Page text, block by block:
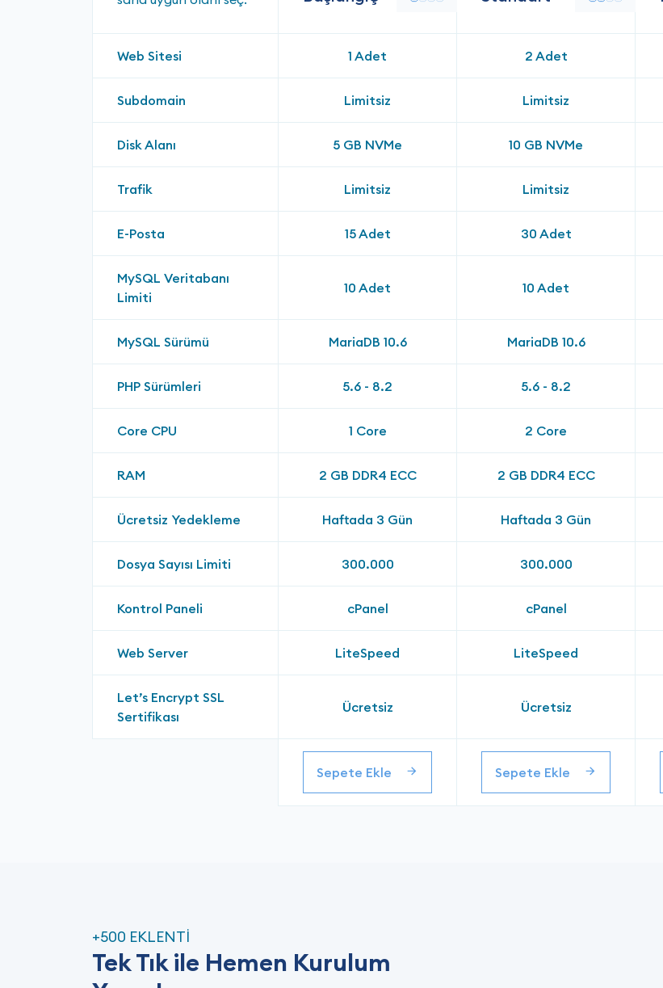
Web Sitesi 1 Adet 2 Adet
Subdomain Limitsiz Limitsiz
Disk Alanı 5 GB NVMe 10 GB NVMe
Trafik Limitsiz Limitsiz
E-Posta 15 Adet 30 Adet
MySQL Veritabanı
Limiti
10 Adet 10 Adet
MySQL Sürümü MariaDB 10.6 MariaDB 10.6
PHP Sürümleri 5.6 - 8.2 5.6 - 8.2
Core CPU 1 Core 2 Core
RAM 2 GB DDR4 ECC 2 GB DDR4 ECC
Ücretsiz Yedekleme Haftada 3 Gün Haftada 3 Gün
Dosya Sayısı Limiti 300.000 300.000
Kontrol Paneli cPanel cPanel
Web Server LiteSpeed LiteSpeed
Let’s Encrypt SSL
Sertifikası
Ücretsiz Ücretsiz
Sepete Ekle Sepete Ekle
+500 EKLENTİ
Tek Tık ile Hemen Kurulum